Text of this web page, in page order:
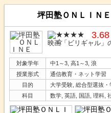
坪田塾ＯＮＬＩＮＥ
3.68
映画「ビリギャル」
対象学年
中1～3, 高1～3, 浪
授業形式
通信教育・ネット学習
目的
大学受験, 総合型選抜
科目
数学, 英語, 国語, 理科,